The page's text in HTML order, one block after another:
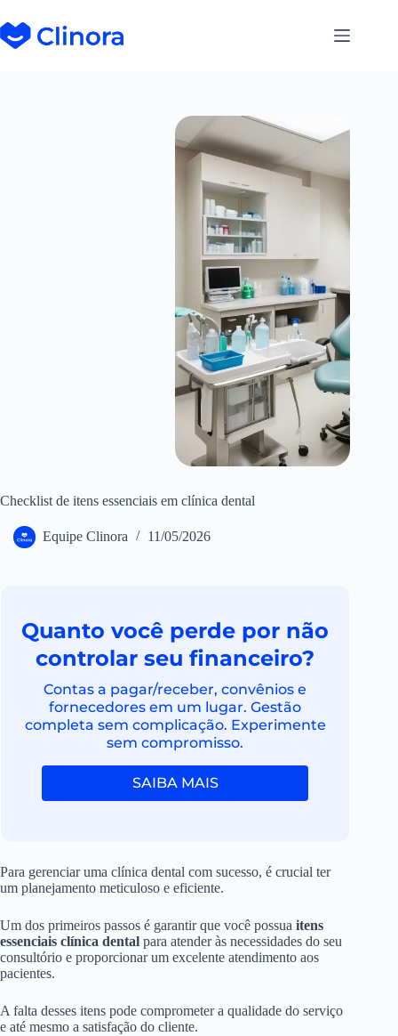
Checklist de itens essenciais em clínica dental
Equipe Clinora 11/05/2026
Quanto você perde por não
controlar seu financeiro?
Contas a pagar/receber, convênios e
fornecedores em um lugar. Gestão
completa sem complicação. Experimente
sem compromisso.
SAIBA MAIS
Para gerenciar uma clínica dental com sucesso, é crucial ter
um planejamento meticuloso e eficiente.
Um dos primeiros passos é garantir que você possua itens
essenciais clínica dental para atender às necessidades do seu
consultório e proporcionar um excelente atendimento aos
pacientes.
A falta desses itens pode comprometer a qualidade do serviço
e até mesmo a satisfação do cliente.